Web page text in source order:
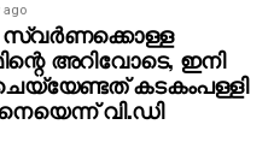
ago
സ്വര്‍ണക്കൊള്ള
അറിവോടെ, ഇനി
കടകംപള്ളി
വി.ഡി